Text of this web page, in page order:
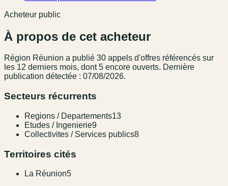
Acheteur public
À propos de cet acheteur
Région Réunion a publié 30 appel s d'offres référencés sur
les 12 derniers mois, dont 5 encore ouverts. Dernière
publication détectée : 07/08/2026.
Secteurs récurrents
Regions / Departements13
Etudes / Ingenierie9
Collectivites / Services publics8
Territoires cités
La Réunion5